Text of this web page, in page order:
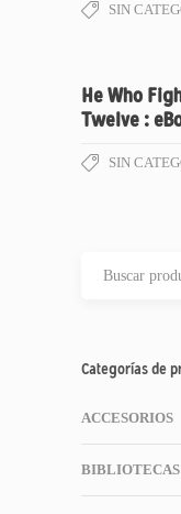
SIN
He Who
Twelve :
SIN
Categorías de
ACCESORIOS
BIBLIOTECAS